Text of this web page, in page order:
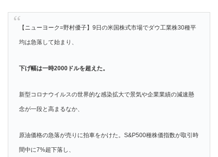
【ニューヨーク=野村優子】9日の米国株式市場でダウ工業株30種平
均は急落して始まり、
下げ幅は一時2000ドルを超えた。
新型コロナウイルスの世界的な感染拡大で景気や企業業績の減速懸
念が一段と高まるなか、
原油価格の急落が売りに拍車をかけた。S&P500種株価指数が取引時
間中に7%超下落し、